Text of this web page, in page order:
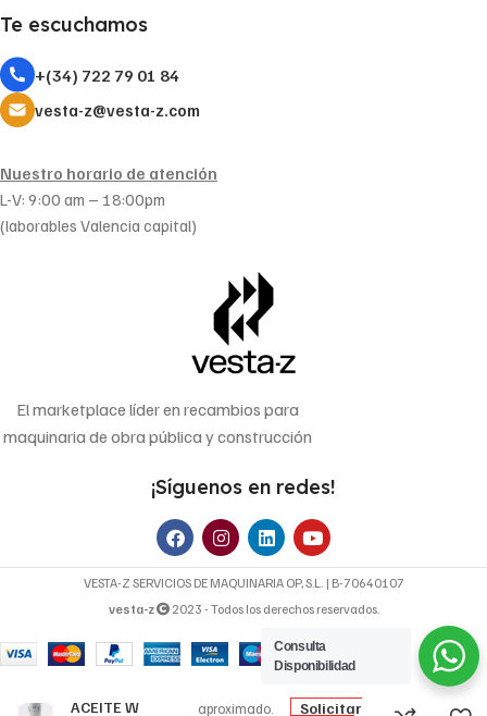
Te escuchamos
+(34) 722 79 01 84
vesta-z@vesta-z.com
Nuestro horario de atención
L-V: 9:00 am – 18:00pm
(laborables Valencia capital)
El marketplace líder en recambios para
maquinaria de obra pública y construcción
¡Síguenos en redes!
VESTA-Z SERVICIOS DE MAQUINARIA OP, S.L. | B-70640107
vesta-z
2023 - Todos los derechos reservados.
ACEITE W
27,62 €
aproximado.
Solicitar
Consulta
Disponibilidad